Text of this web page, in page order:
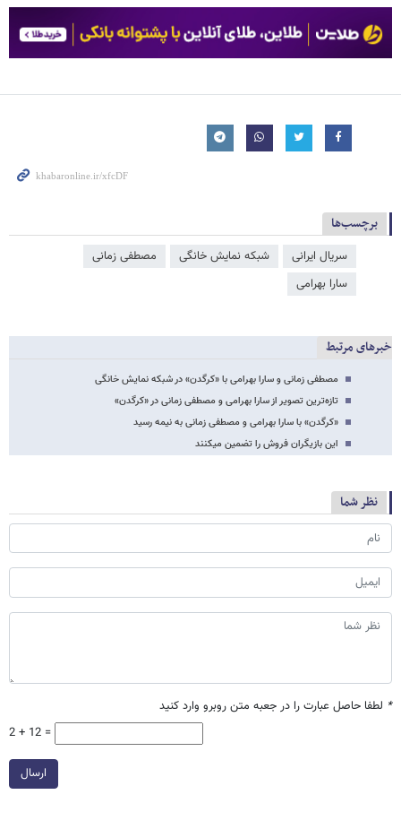
برچسب‌ها
سریال ایرانی شبکه نمایش خانگی
مصطفی زمانی
سارا بهرامی
خبرهای مرتبط
مصطفی زمانی و سارا بهرامی با «کرگدن» در شبکه نمایش خانگی
تازه‌ترین تصویر از سارا بهرامی و مصطفی زمانی در «کرگدن»
«کرگدن» با سارا بهرامی و مصطفی زمانی به نیمه رسید
این بازیگران فروش را تضمین می‎کنند
نظر شما
* لطفا حاصل عبارت را در جعبه متن روبرو وارد کنید
2 + 12 =
ارسال